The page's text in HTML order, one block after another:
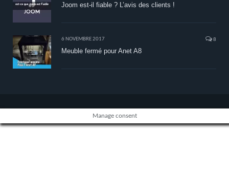
Joom est-il fiable ? L’avis des clients !
6 NOVEMBRE 2017 8
Meuble fermé pour Anet A8
Manage consent